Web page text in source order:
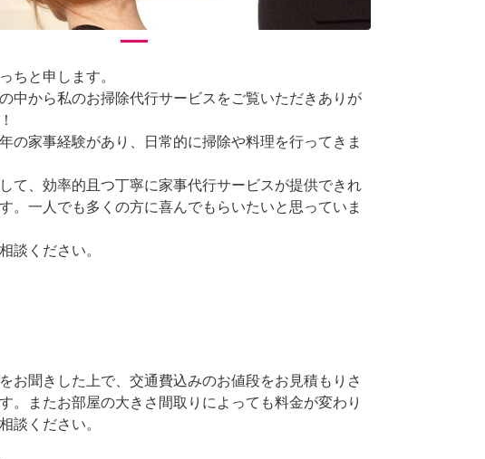
ちと申します。
中から私のお掃除代行サービスをご覧いただきありが
の家事経験があり、日常的に掃除や料理を行ってきま
て、効率的且つ丁寧に家事代行サービスが提供できれ
。一人でも多くの方に喜んでもらいたいと思っていま
談ください。
お聞きした上で、交通費込みのお値段をお見積もりさ
。またお部屋の大きさ間取りによっても料金が変わり
談ください。